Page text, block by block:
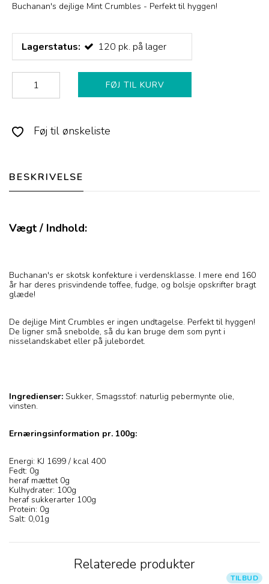
Buchanan's dejlige Mint Crumbles - Perfekt til hyggen!
Lagerstatus: 120 pk. på lager
FØJ TIL KURV
Føj til ønskeliste
BESKRIVELSE
Vægt / Indhold:
Buchanan's er skotsk konfekture i verdensklasse. I mere end 160
år har deres prisvindende toffee, fudge, og bolsje opskrifter bragt
glæde!
De dejlige Mint Crumbles er ingen undtagelse. Perfekt til hyggen!
De ligner små snebolde, så du kan bruge dem som pynt i
nisselandskabet eller på julebordet.
Ingredienser: Sukker, Smagsstof: naturlig pebermynte olie,
vinsten.
Ernæringsinformation pr. 100g:
Energi: KJ 1699 / kcal 400
Fedt: 0g
heraf mættet 0g
Kulhydrater: 100g
heraf sukkerarter 100g
Protein: 0g
Salt: 0,01g
Relaterede produkter
TILBUD